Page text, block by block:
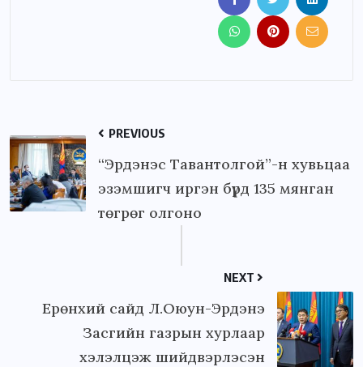
PREVIOUS
“Эрдэнэс Тавантолгой”-н хувьцаа
эзэмшигч иргэн бүрд 135 мянган
төгрөг олгоно
NEXT
Ерөнхий сайд Л.Оюун-Эрдэнэ
Засгийн газрын хурлаар
хэлэлцэж шийдвэрлэсэн